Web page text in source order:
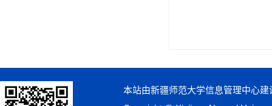
本站由新疆师范大学信息管理中心建